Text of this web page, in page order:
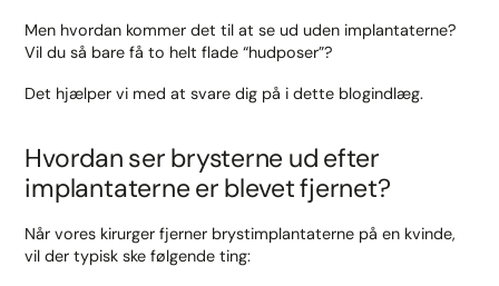
Men hvordan kommer det til at se ud uden implantaterne?
Vil du så bare få to helt flade “hudposer”?
Det hjælper vi med at svare dig på i dette blogindlæg.
Hvordan ser brysterne ud efter
implantaterne er blevet fjernet?
Når vores kirurger fjerner brystimplantaterne på en kvinde,
vil der typisk ske følgende ting: